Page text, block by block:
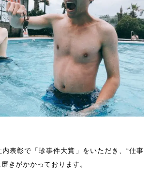
表彰で「珍事件大賞」をいただき、“仕事
きがかかっております。